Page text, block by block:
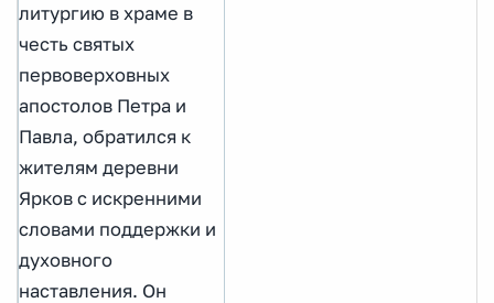
литургию в храме в
честь святых
первоверховных
апостолов Петра и
Павла, обратился к
жителям деревни
Ярков с искренними
словами поддержки и
духовного
наставления. Он